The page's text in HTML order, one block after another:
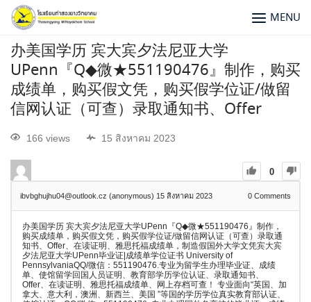
MENU
办美国学历 宾大宾夕法尼亚大学
UPenn『Q◆微★551190476』制作，购买
成绩单，购买假文凭，购买假学位证/做留
信网认证（可查）录取通知书、Offer
166 views 15 สิงหาคม 2023
0
ibvbghujhu04@outlook.cz (anonymous) 15 สิงหาคม 2023 0 Comments
办美国学历 宾大宾夕法尼亚大学UPenn『Q◆微★551190476』制作，
购买成绩单，购买假文凭，购买假学位证/做留信网认证（可查）录取通
知书、Offer、在读证明、雅思托福成绩单，制造假国外大学文凭宾大宾
夕法尼亚大学UPenn毕业证|成绩单学位证书 University of
PennsylvaniaQQ/微信：551190476.专业为留学生办理毕业证、成绩
单、使馆留学回国人员证明、教育部学历学位认证、录取通知书、
Offer、在读证明、雅思托福成绩单、网上存档可查！ 专业面向“英国、加
拿大、意大利，澳洲、新西兰、美国 ”等国的学历学位真实教育部认证、